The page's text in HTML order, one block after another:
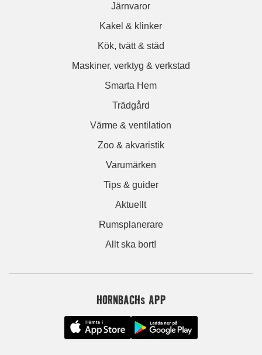
Järnvaror
Kakel & klinker
Kök, tvätt & städ
Maskiner, verktyg & verkstad
Smarta Hem
Trädgård
Värme & ventilation
Zoo & akvaristik
Varumärken
Tips & guider
Aktuellt
Rumsplanerare
Allt ska bort!
HORNBACHs APP